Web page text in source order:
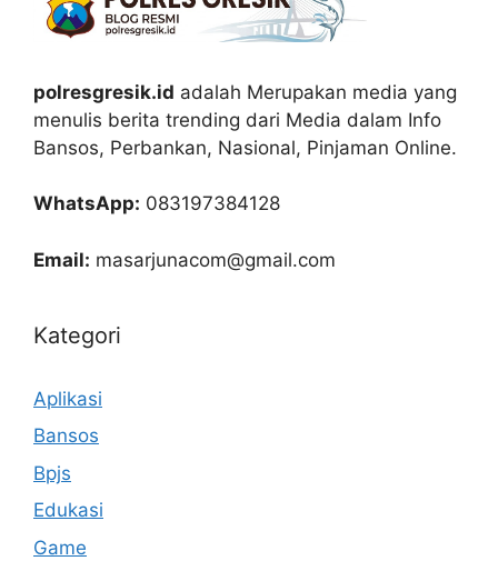
polresgresik.id adalah Merupakan media yang
menulis berita trending dari Media dalam Info
Bansos, Perbankan, Nasional, Pinjaman Online.
WhatsApp: 083197384128
Email: masarjunacom@gmail.com
Kategori
Aplikasi
Bansos
Bpjs
Edukasi
Game